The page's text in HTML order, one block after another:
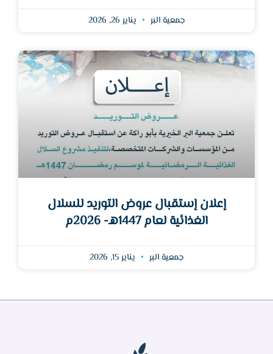
جمعية البر يناير 26, 2026
إعلان إستقبال عروض التوريد للسلال
الغذائية لعام 1447هـ- 2026م
جمعية البر يناير 15, 2026